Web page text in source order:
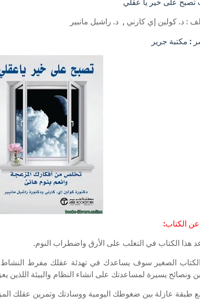
تصبح على خير يا عقلي
: د. كولين إي كارني , د. راشيل مانبير
: مكتبة جرير
عن الكتاب:
هذا الكتاب في التغلب على الأرق واضطراب النوم.
الصغير سوف يساعدك في تهدئة عقلك مفرط النشاط
ونصائح يسيرة لمساعدتك على انشاء النظام والبيئة
طبقة عازلة بين ضغوطك اليومية ووسادتك وتمرين عقلك